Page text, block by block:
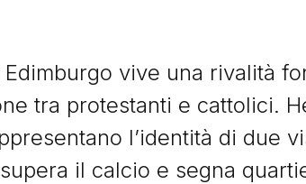
vive una rivalità
tra protestanti e cattolici.
l’identità di due
il calcio e segna